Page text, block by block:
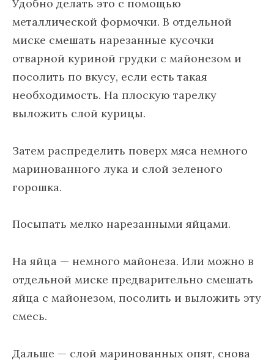
Удобно делать это с помощью
металлической формочки. В отдельной
миске смешать нарезанные кусочки
отварной куриной грудки с майонезом и
посолить по вкусу, если есть такая
необходимость. На плоскую тарелку
выложить слой курицы.
Затем распределить поверх мяса немного
маринованного лука и слой зеленого
горошка.
Посыпать мелко нарезанными яйцами.
На яйца — немного майонеза. Или можно в
отдельной миске предварительно смешать
яйца с майонезом, посолить и выложить эту
смесь.
Дальше — слой маринованных опят, снова